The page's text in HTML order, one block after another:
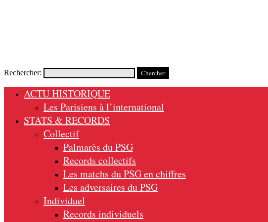
Rechercher:
ACTU HISTORIQUE
Les Parisiens à l’international
STATS & RECORDS
Collectif
Palmarès du PSG
Records collectifs
Les matchs du PSG en chiffres
Les adversaires du PSG
Individuel
Records individuels